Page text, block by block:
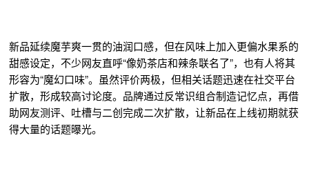
新品延续魔芋爽一贯的油润口感，但在风味上加入更偏水果系的
甜感设定，不少网友直呼“像奶茶店和辣条联名了”，也有人将其
形容为“魔幻口味”。虽然评价两极，但相关话题迅速在社交平台
扩散，形成较高讨论度。品牌通过反常识组合制造记忆点，再借
助网友测评、吐槽与二创完成二次扩散，让新品在上线初期就获
得大量的话题曝光。